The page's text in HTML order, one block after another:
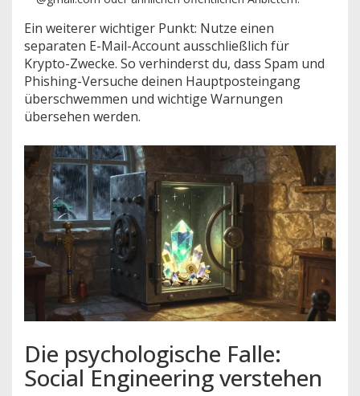
Ein weiterer wichtiger Punkt: Nutze einen
separaten E-Mail-Account ausschließlich für
Krypto-Zwecke. So verhinderst du, dass Spam und
Phishing-Versuche deinen Hauptposteingang
überschwemmen und wichtige Warnungen
übersehen werden.
Die psychologische Falle:
Social Engineering verstehen